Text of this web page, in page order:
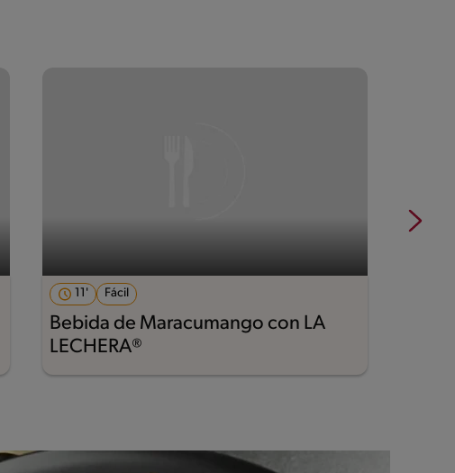
11' Fácil
Bebida de Maracumango con LA
LECHERA®